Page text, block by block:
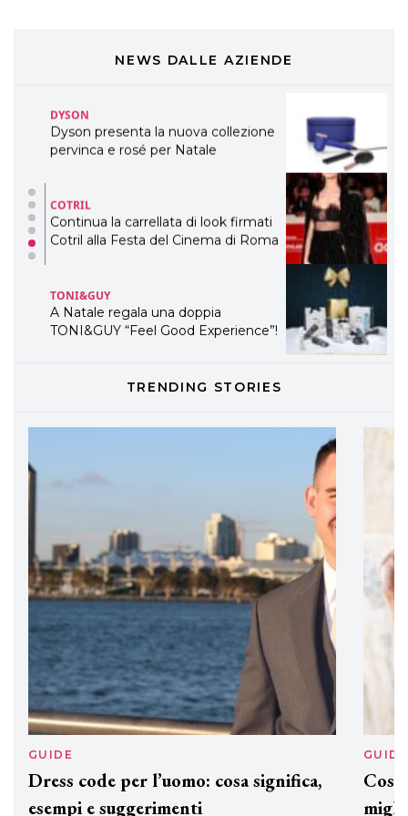
NEWS DALLE AZIENDE
pervinca e rosé per Natale
COTRIL
Continua la carrellata di look firmati
Cotril alla Festa del Cinema di Roma
TONI&GUY
A Natale regala una doppia
TONI&GUY “Feel Good Experience”!
LABEL.M lancia la sua innovativa ed
eco-sostenibile linea di prodotti
professionali
Davines presenta cofanetti beauty
ogni capello
TRENDING STORIES
GUIDE
Dress code per l’uomo: cosa significa,
esempi e suggerimenti
GUIDE